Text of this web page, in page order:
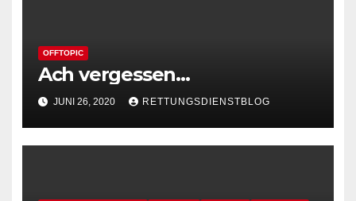
OFFTOPIC
Ach vergessen…
JUNI 26, 2020 RETTUNGSDIENSTBLOG